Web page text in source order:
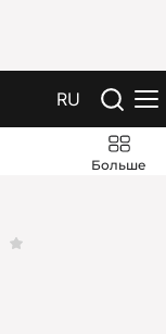
RU
Больше